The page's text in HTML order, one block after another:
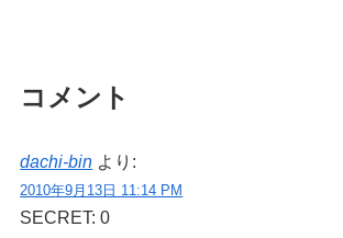
コメント
dachi-bin より:
2010年9月13日 11:14 PM
SECRET: 0